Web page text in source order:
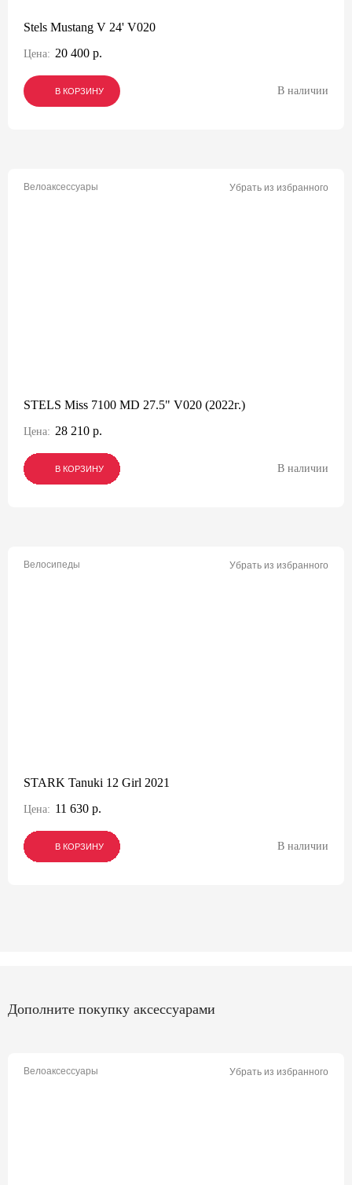
Stels Mustang V 24' V020
Цена: 20 400 р.
В КОРЗИНУ
В КОРЗИНУ
В КОРЗИНУ В наличии
Велоаксессуары Убрать из избранного
STELS Miss 7100 MD 27.5" V020 (2022г.)
Цена: 28 210 р.
В КОРЗИНУ
В КОРЗИНУ
В КОРЗИНУ В наличии
Велосипеды Убрать из избранного
STARK Tanuki 12 Girl 2021
Цена: 11 630 р.
В КОРЗИНУ
В КОРЗИНУ
В КОРЗИНУ В наличии
Дополните покупку аксессуарами
Велоаксессуары Убрать из избранного